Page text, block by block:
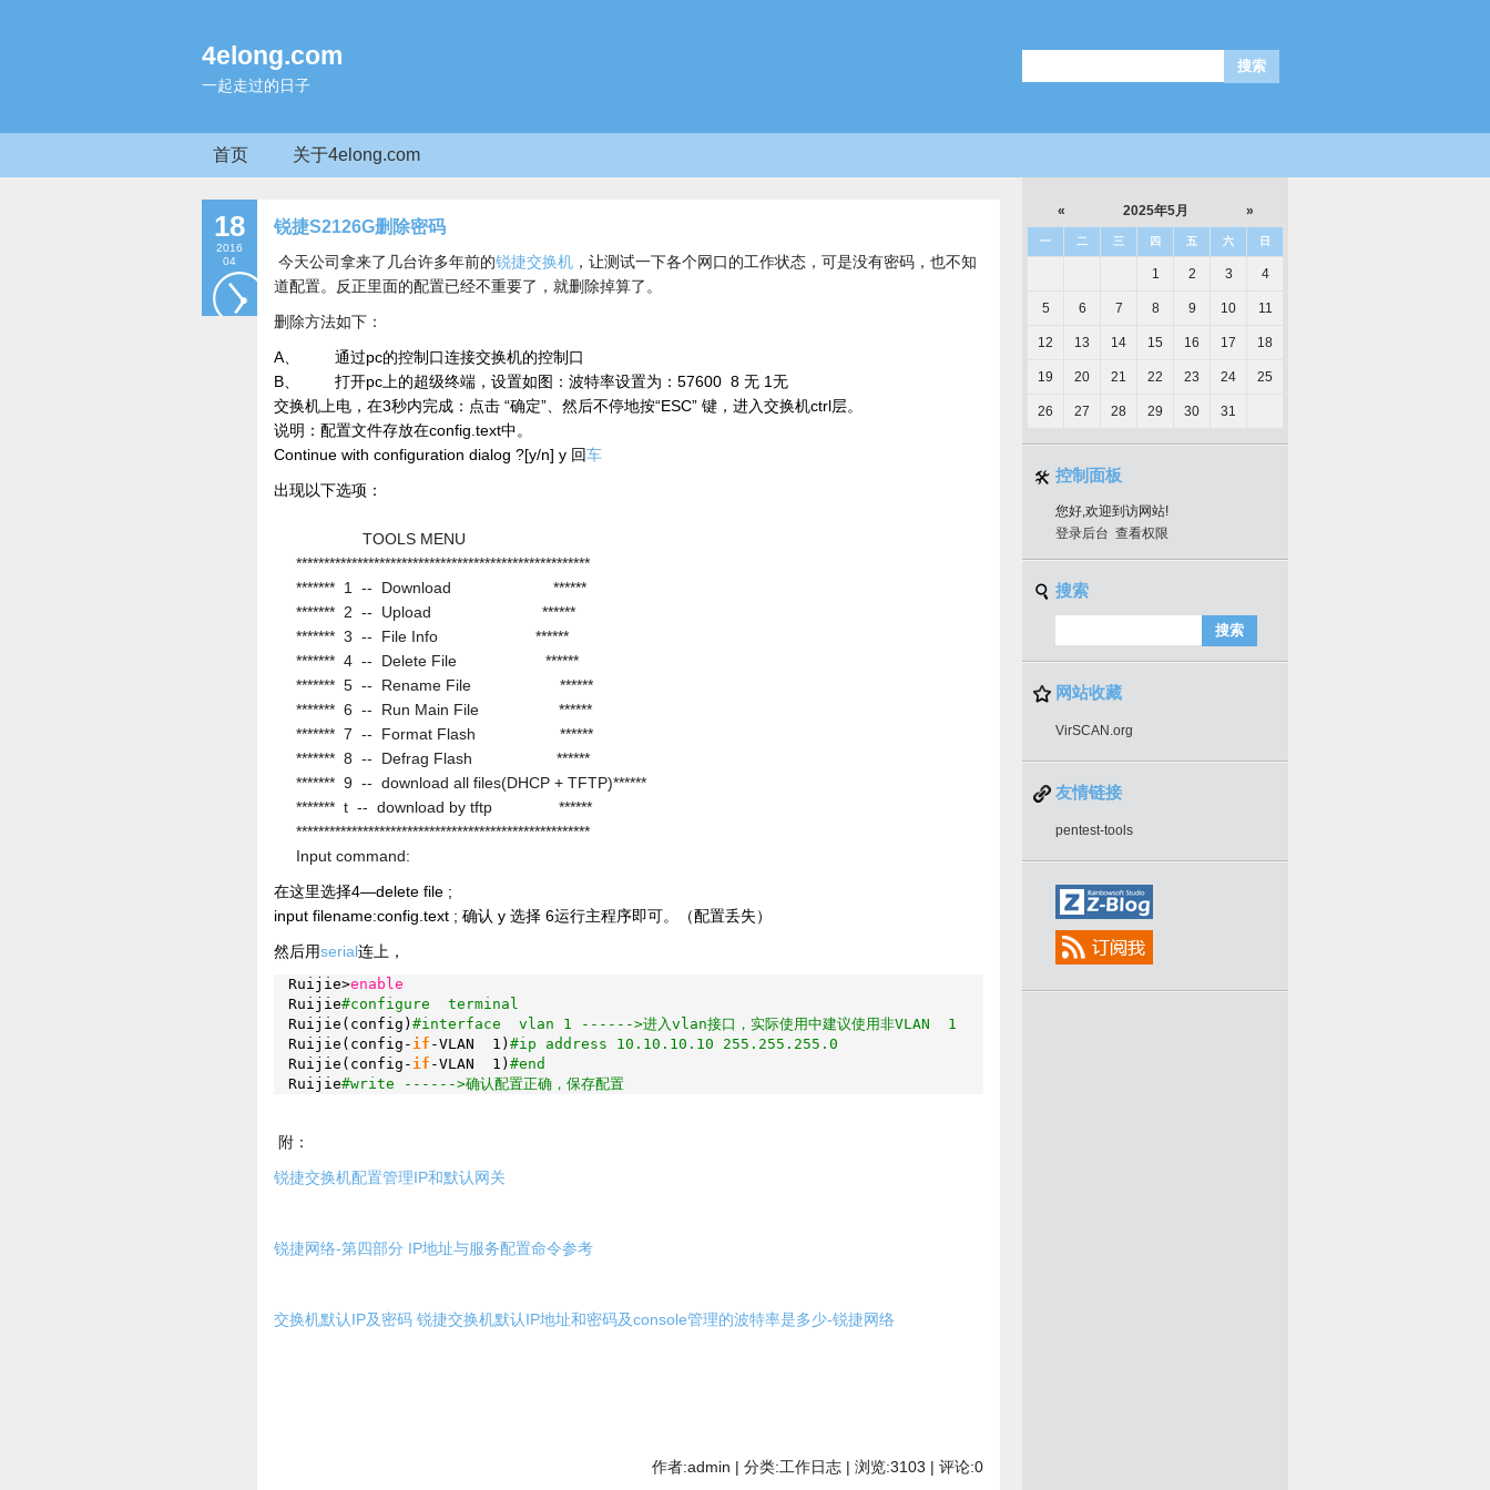
4elong.com
一起走过的日子
首页 关于4elong.com
18
2016
04
锐捷S2126G删除密码
今天公司拿来了几台许多年前的锐捷交换机 ，让测试一下各个网口的工作状态，可是没有密码，也不知
道配置。反正里面的配置已经不重要了，就删除掉算了。
删除方法如下：
A、 通过pc的控制口连接交换机的控制口
B、 打开pc上的超级终端，设置如图：波特率设置为：57600 8 无 1无
交换机上电，在3秒内完成：点击 “确定”、然后不停地按“ESC” 键，进入交换机ctrl层。
说明：配置文件存放在config.text中。
Continue with configuration dialog ?[y/n] y 回车
出现以下选项：
TOOLS MENU
*****************************************************
******* 1 -- Download ******
******* 2 -- Upload ******
******* 3 -- File Info ******
******* 4 -- Delete File ******
******* 5 -- Rename File ******
******* 6 -- Run Main File ******
******* 7 -- Format Flash ******
******* 8 -- Defrag Flash ******
******* 9 -- download all files(DHCP + TFTP)******
******* t -- download by tftp ******
*****************************************************
Input command:
在这里选择4—delete file ;
input filename:config.text ; 确认 y 选择 6运行主程序即可。（配置丢失）
然后用serial连上，
Ruijie>enable
Ruijie#configure terminal
Ruijie(config) #interface vlan 1 ------>进入vlan接口，实际使用中建议使用非VLAN 1
Ruijie(config- if -VLAN 1) #ip address 10.10.10.10 255.255.255.0
Ruijie(config- if -VLAN 1) #end
Ruijie#write ------>确认配置正确，保存配置
附：
锐捷交换机配置管理IP和默认网关
锐捷网络-第四部分 IP地址与服务配置命令参考
交换机默认IP及密码 锐捷交换机默认IP地址和密码及console管理的波特率是多少-锐捷网络
作者:admin | 分类:工作日志 | 浏览:3103 | 评论:0
« 2025年5月 »
一 二 三 四 五 六 日
1 2 3 4
5 6 7 8 9 10 11
12 13 14 15 16 17 18
19 20 21 22 23 24 25
26 27 28 29 30 31
控制面板
您好,欢迎到访网站!
登录后台 查看权限
搜索
网站收藏
VirSCAN.org
友情链接
pentest-tools